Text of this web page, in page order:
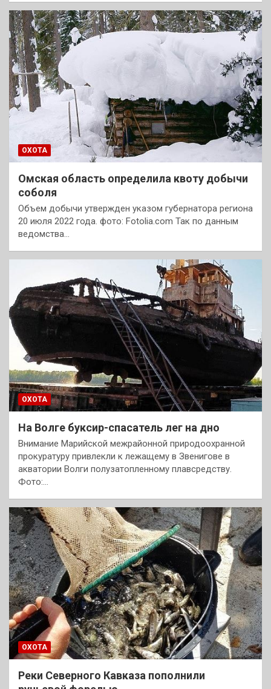
ОХОТА
Омская область определила квоту добычи
соболя
Объем добычи утвержден указом губернатора региона
20 июля 2022 года. фото: Fotolia.com Так по данным
ведомства…
ОХОТА
На Волге буксир-спасатель лег на дно
Внимание Марийской межрайонной природоохранной
прокуратуру привлекли к лежащему в Звенигове в
акватории Волги полузатопленному плавсредству.
Фото:…
ОХОТА
Реки Северного Кавказа пополнили